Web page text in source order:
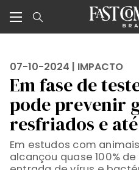
07-10-2024 | IMPACTO
Em fase de
pode prevenir
resfriados e
Em estudos com
alcançou quase 100%